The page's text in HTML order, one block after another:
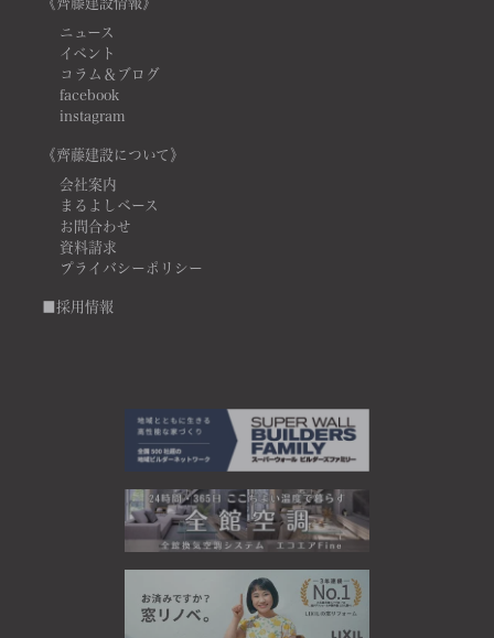
ニュース
イベント
コラム＆ブログ
facebook
instagram
《齊藤建設について》
会社案内
まるよしベース
お問合わせ
資料請求
プライバシーポリシー
■採用情報